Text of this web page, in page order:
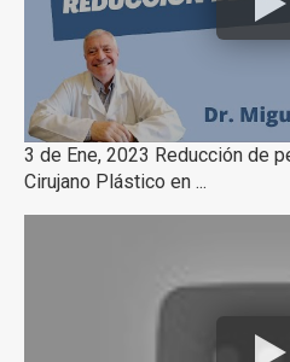
3 de Ene, 2023 Reducción de
Cirujano Plástico en ...